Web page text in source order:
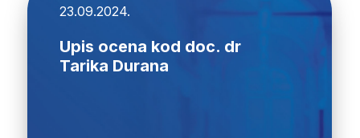
23.09.2024.
Upis ocena kod doc. dr
Tarika Durana